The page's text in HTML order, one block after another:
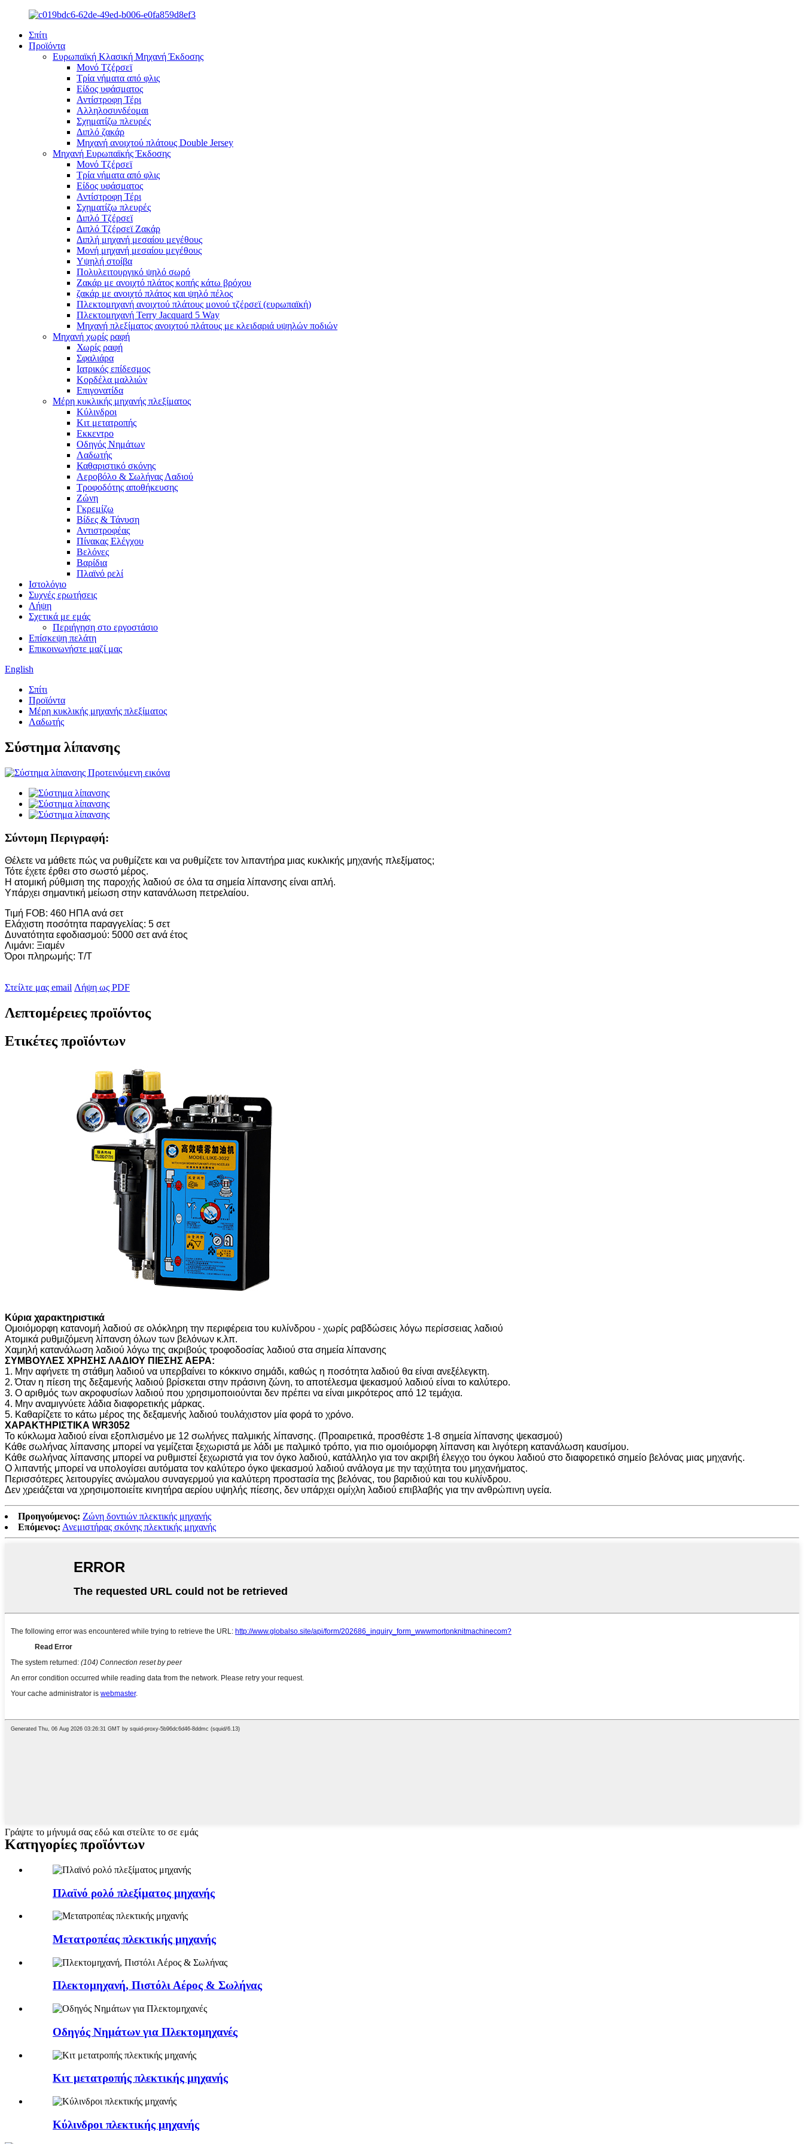
Σπίτι
Προϊόντα
Ευρωπαϊκή Κλασική Μηχανή Έκδοσης
Μονό Τζέρσεϊ
Τρία νήματα από φλις
Είδος υφάσματος
Αντίστροφη Τέρι
Αλληλοσυνδέομαι
Σχηματίζω πλευρές
Διπλό ζακάρ
Μηχανή ανοιχτού πλάτους Double Jersey
Μηχανή Ευρωπαϊκής Έκδοσης
Μονό Τζέρσεϊ
Τρία νήματα από φλις
Είδος υφάσματος
Αντίστροφη Τέρι
Σχηματίζω πλευρές
Διπλό Τζέρσεϊ
Διπλό Τζέρσεϊ Ζακάρ
Διπλή μηχανή μεσαίου μεγέθους
Μονή μηχανή μεσαίου μεγέθους
Υψηλή στοίβα
Πολυλειτουργικό ψηλό σωρό
Ζακάρ με ανοιχτό πλάτος κοπής κάτω βρόχου
ζακάρ με ανοιχτό πλάτος και ψηλό πέλος
Πλεκτομηχανή ανοιχτού πλάτους μονού τζέρσεϊ (ευρωπαϊκή)
Πλεκτομηχανή Terry Jacquard 5 Way
Μηχανή πλεξίματος ανοιχτού πλάτους με κλειδαριά υψηλών ποδιών
Μηχανή χωρίς ραφή
Χωρίς ραφή
Σφαλιάρα
Ιατρικός επίδεσμος
Κορδέλα μαλλιών
Επιγονατίδα
Μέρη κυκλικής μηχανής πλεξίματος
Κύλινδροι
Κιτ μετατροπής
Εκκεντρο
Οδηγός Νημάτων
Λαδωτής
Καθαριστικό σκόνης
Αεροβόλο & Σωλήνας Λαδιού
Τροφοδότης αποθήκευσης
Ζώνη
Γκρεμίζω
Βίδες & Τάνυση
Αντιστροφέας
Πίνακας Ελέγχου
Βελόνες
Βαρίδια
Πλαϊνό ρελί
Ιστολόγιο
Συχνές ερωτήσεις
Λήψη
Σχετικά με εμάς
Περιήγηση στο εργοστάσιο
Επίσκεψη πελάτη
Επικοινωνήστε μαζί μας
English
Σπίτι
Προϊόντα
Μέρη κυκλικής μηχανής πλεξίματος
Λαδωτής
Σύστημα λίπανσης
Σύντομη Περιγραφή:
Θέλετε να μάθετε πώς να ρυθμίζετε και να ρυθμίζετε τον λιπαντήρα μιας κυκλικής μηχανής πλεξίματος;
Τότε έχετε έρθει στο σωστό μέρος.
Η ατομική ρύθμιση της παροχής λαδιού σε όλα τα σημεία λίπανσης είναι απλή.
Υπάρχει σημαντική μείωση στην κατανάλωση πετρελαίου.
Τιμή FOB: 460 ΗΠΑ ανά σετ
Ελάχιστη ποσότητα παραγγελίας: 5 σετ
Δυνατότητα εφοδιασμού: 5000 σετ ανά έτος
Λιμάνι: Ξιαμέν
Όροι πληρωμής: T/T
Στείλτε μας email Λήψη ως PDF
Λεπτομέρειες προϊόντος
Ετικέτες προϊόντων
Κύρια χαρακτηριστικά
Ομοιόμορφη κατανομή λαδιού σε ολόκληρη την περιφέρεια του κυλίνδρου - χωρίς ραβδώσεις λόγω περίσσειας λαδιού
Ατομικά ρυθμιζόμενη λίπανση όλων των βελόνων κ.λπ.
Χαμηλή κατανάλωση λαδιού λόγω της ακριβούς τροφοδοσίας λαδιού στα σημεία λίπανσης
ΣΥΜΒΟΥΛΕΣ ΧΡΗΣΗΣ ΛΑΔΙΟΥ ΠΙΕΣΗΣ ΑΕΡΑ:
1. Μην αφήνετε τη στάθμη λαδιού να υπερβαίνει το κόκκινο σημάδι, καθώς η ποσότητα λαδιού θα είναι ανεξέλεγκτη.
2. Όταν η πίεση της δεξαμενής λαδιού βρίσκεται στην πράσινη ζώνη, το αποτέλεσμα ψεκασμού λαδιού είναι το καλύτερο.
3. Ο αριθμός των ακροφυσίων λαδιού που χρησιμοποιούνται δεν πρέπει να είναι μικρότερος από 12 τεμάχια.
4. Μην αναμιγνύετε λάδια διαφορετικής μάρκας.
5. Καθαρίζετε το κάτω μέρος της δεξαμενής λαδιού τουλάχιστον μία φορά το χρόνο.
ΧΑΡΑΚΤΗΡΙΣΤΙΚΑ WR3052
Το κύκλωμα λαδιού είναι εξοπλισμένο με 12 σωλήνες παλμικής λίπανσης. (Προαιρετικά, προσθέστε 1-8 σημεία λίπανσης ψεκασμού)
Κάθε σωλήνας λίπανσης μπορεί να γεμίζεται ξεχωριστά με λάδι με παλμικό τρόπο, για πιο ομοιόμορφη λίπανση και λιγότερη κατανάλωση καυσίμου.
Κάθε σωλήνας λίπανσης μπορεί να ρυθμιστεί ξεχωριστά για τον όγκο λαδιού, κατάλληλο για τον ακριβή έλεγχο του όγκου λαδιού στο διαφορετικό σημείο βελόνας μιας μηχανής.
Ο λιπαντής μπορεί να υπολογίσει αυτόματα τον καλύτερο όγκο ψεκασμού λαδιού ανάλογα με την ταχύτητα του μηχανήματος.
Περισσότερες λειτουργίες ανώμαλου συναγερμού για καλύτερη προστασία της βελόνας, του βαριδιού και του κυλίνδρου.
Δεν χρειάζεται να χρησιμοποιείτε κινητήρα αερίου υψηλής πίεσης, δεν υπάρχει ομίχλη λαδιού επιβλαβής για την ανθρώπινη υγεία.
Προηγούμενος: Ζώνη δοντιών πλεκτικής μηχανής
Επόμενος: Ανεμιστήρας σκόνης πλεκτικής μηχανής
Γράψτε το μήνυμά σας εδώ και στείλτε το σε εμάς
Κατηγορίες προϊόντων
Πλαϊνό ρολό πλεξίματος μηχανής
Μετατροπέας πλεκτικής μηχανής
Πλεκτομηχανή, Πιστόλι Αέρος & Σωλήνας
Οδηγός Νημάτων για Πλεκτομηχανές
Κιτ μετατροπής πλεκτικής μηχανής
Κύλινδροι πλεκτικής μηχανής